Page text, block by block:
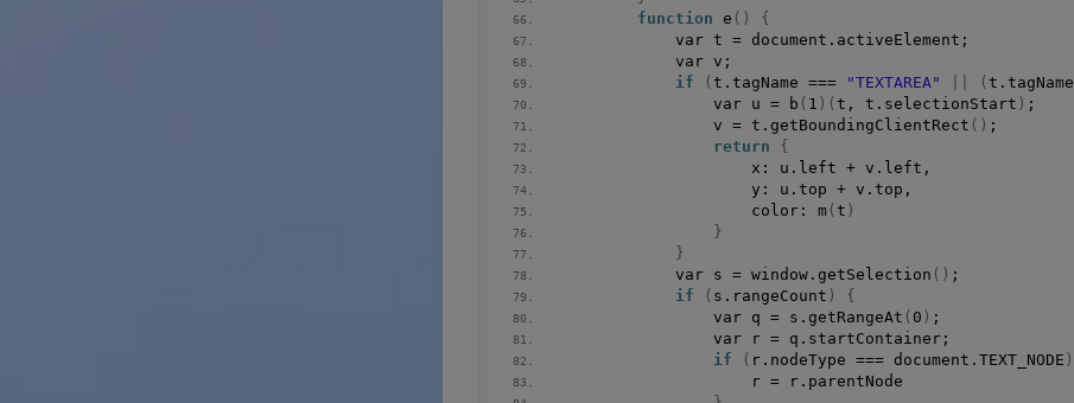
function
e ()
{
            var t = document.
activeElement ;
            var v;
if
( t. tagName === "TEXTAREA" ( t. tagName
                var u =
b ( 1 )( t, t. selectionStart ) ;
                v = t.
getBoundingClientRect () ;
return
{
                    x: u.
left + v. left ,
                    y: u.
top + v. top ,
                    color:
m ( t )
}
}
            var s = window.
getSelection () ;
if
( s. rangeCount )
{
                var q = s.
getRangeAt ( 0 ) ;
                var r = q.
startContainer ;
if
( r. nodeType === document. TEXT_NODE )
                    r = r.
parentNode